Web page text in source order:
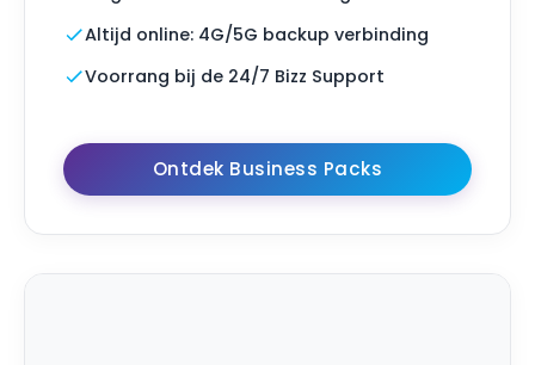
Altijd online: 4G/5G backup verbinding
Voorrang bij de 24/7 Bizz Support
Ontdek Business Packs